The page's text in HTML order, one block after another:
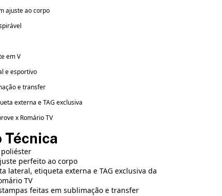
ajuste ao corpo
em V
e esportivo
e transfer
externa e TAG exclusiva
x Romário TV
Técnica
poliéster
perfeito ao corpo
lateral, etiqueta externa e TAG exclusiva da
TV
feitas em sublimação e transfer